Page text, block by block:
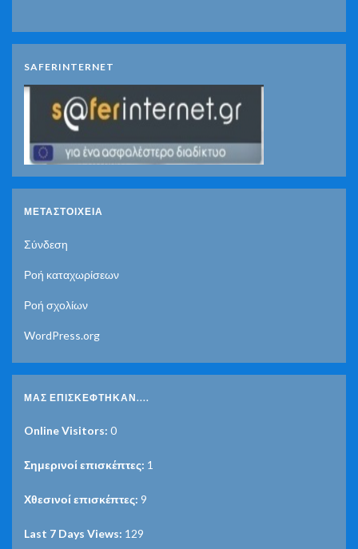
SAFERINTERNET
ΜΕΤΑΣΤΟΙΧΕΊΑ
Σύνδεση
Ροή καταχωρίσεων
Ροή σχολίων
WordPress.org
ΜΑΣ ΕΠΙΣΚΈΦΤΗΚΑΝ....
Online Visitors: 0
Σημερινοί επισκέπτες: 1
Χθεσινοί επισκέπτες: 9
Last 7 Days Views: 129